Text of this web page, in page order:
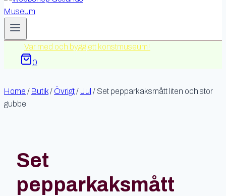
Var med och bygg ett konstmuseum!
0
Home / Butik/ Övrigt/ Jul / Set pepparkaksmått liten och stor
gubbe
Set
pepparkaksmått